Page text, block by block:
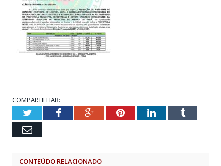
COMPARTILHAR:
TwitterFacebookGoogle+PinterestLinkedInTumblr
Email
CONTEÚDO RELACIONADO